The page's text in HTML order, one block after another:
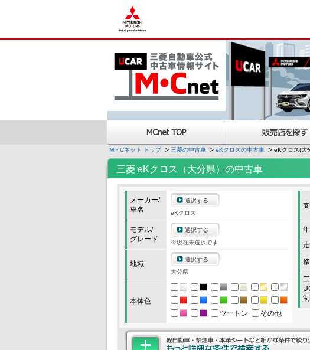
M・Cネット トップ 三菱の中古車 eKクロスの中古車 eKクロス(
三菱 eKクロス（大分県）の中古車
メーカー/
車名
選択する
eKクロス
モデル/
グレード
選択する
※現在未選択です
地域
選択する
大分県
本体色
ツートン
その他